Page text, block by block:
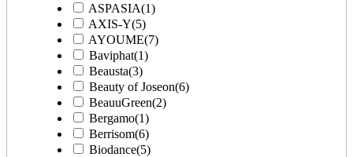
ASPASIA(1)
AXIS-Y(5)
AYOUME(7)
Baviphat(1)
Beausta(3)
Beauty of Joseon(6)
BeauuGreen(2)
Bergamo(1)
Berrisom(6)
Biodance(5)